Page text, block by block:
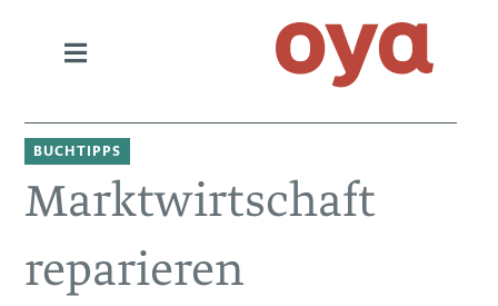
BUCHTIPPS
Marktwirtschaft
reparieren